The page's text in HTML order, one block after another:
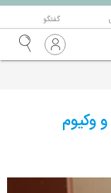
گفتگو
وکیوم